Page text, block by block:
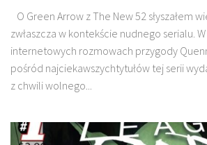
O Green Arrow z The New 52 słyszałem
zwłaszcza w kontekście nudnego serialu.
internetowych rozmowach przygody
pośród najciekawszychtytułów tej serii
z chwili wolnego...